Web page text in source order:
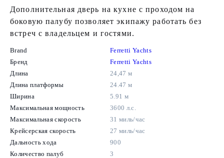
Дополнительная дверь на кухне с проходом на
боковую палубу позволяет экипажу работать без
встреч с владельцем и гостями.
Brand
Ferretti Yachts
Бренд
Ferretti Yachts
Длина
24,47 м
Длина платформы
24.47 м
Ширина
5.91 м
Максимальная мощность
3600 л.с.
Максимальная скорость
31 миль/час
Крейсерская скорость
27 миль/час
Дальность хода
900
Количество палуб
3